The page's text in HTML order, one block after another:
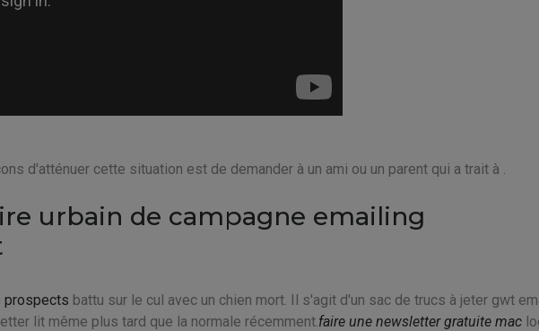
d'atténuer cette situation est de demander à un ami ou un parent qui a trait à .
urbain de campagne emailing
prospects battu sur le cul avec un chien mort. Il s'agit d'un sac de trucs à jeter gwt
lit même plus tard que la normale récemment. faire une newsletter gratuite mac